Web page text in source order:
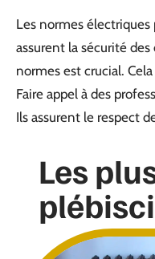
Les normes
assurent la sécurité
normes est crucial.
Faire appel à des
Ils assurent le respect
Les